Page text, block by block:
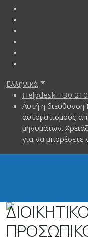
Ελληνικά
Helpdesk: +30
Αυτή η διεύθυνση
αυτοματισμούς
μηνυμάτων.
για να μπορέσετε